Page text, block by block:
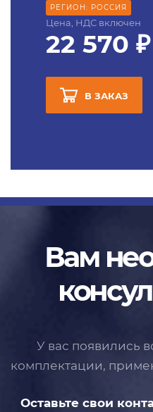
РЕГИОН: РОССИЯ
Цена, НДС включен
22 570 ₽
В ЗАКАЗ
Вам
У вас появились
комплектации,
Оставьте свои